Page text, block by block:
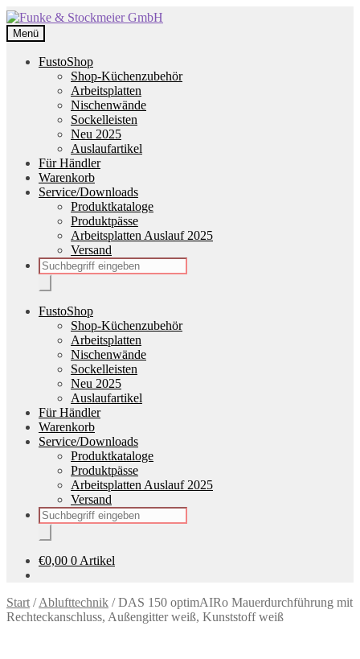
Zur
Navigation
springen
Zum
Inhalt
springen
Menü
FustoShop
Shop-Küchenzubehör
Arbeitsplatten
Nischenwände
Sockelleisten
Neu 2025
Auslaufartikel
Für Händler
Warenkorb
Service/Downloads
Produktkataloge
Produktpässe
Arbeitsplatten Auslauf 2025
Versand
Products
search
FustoShop
Shop-Küchenzubehör
Arbeitsplatten
Nischenwände
Sockelleisten
Neu 2025
Auslaufartikel
Für Händler
Warenkorb
Service/Downloads
Produktkataloge
Produktpässe
Arbeitsplatten Auslauf 2025
Versand
Products
search
€0,00 0 Artikel
Start /Ablufttechnik /DAS 150 optimAIRo Mauerdurchführung mit
Rechteckanschluss, Außengitter weiß, Kunststoff weiß